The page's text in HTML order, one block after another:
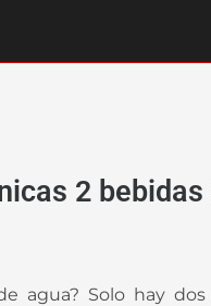
2
agua? Solo hay